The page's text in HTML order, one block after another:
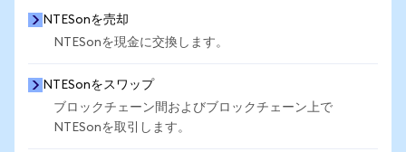
NTESonを売却
NTESonを現金に交換します。
NTESonをスワップ
ブロックチェーン間およびブロックチェーン上で
NTESonを取引します。